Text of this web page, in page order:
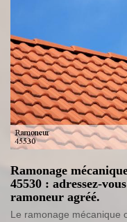
Ramonage
45530 : adressez-
ramoneur agréé.
Le ramonage mécanique